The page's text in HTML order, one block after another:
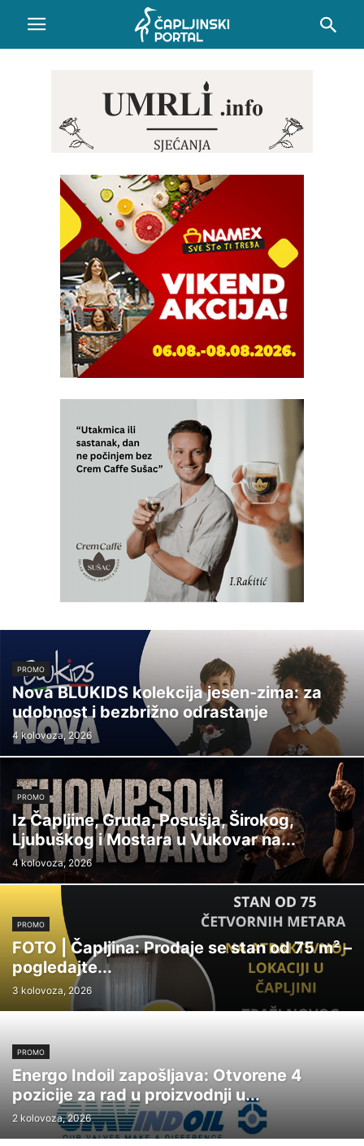
PROMO
Nova BLUKIDS kolekcija jesen-zima: za
udobnost i bezbrižno odrastanje
4 kolovoza, 2026
PROMO
Iz Čapljine, Gruda, Posušja, Širokog,
Ljubuškog i Mostara u Vukovar na...
4 kolovoza, 2026
PROMO
FOTO | Čapljina: Prodaje se stan od 75 m² –
pogledajte...
3 kolovoza, 2026
PROMO
Energo Indoil zapošljava: Otvorene 4
pozicije za rad u proizvodnji u...
2 kolovoza, 2026